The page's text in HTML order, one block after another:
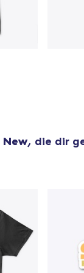
New, die dir